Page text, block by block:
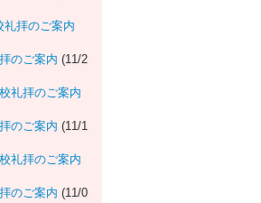
礼拝のご案内
のご案内 (11/2
礼拝のご案内
のご案内 (11/1
礼拝のご案内
のご案内 (11/0